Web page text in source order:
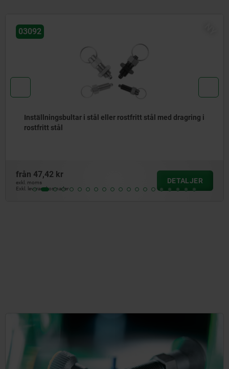
med dragring i
DETALJER
Inställningsbult i stål eller rostfritt
Exkl. leveranskostnader